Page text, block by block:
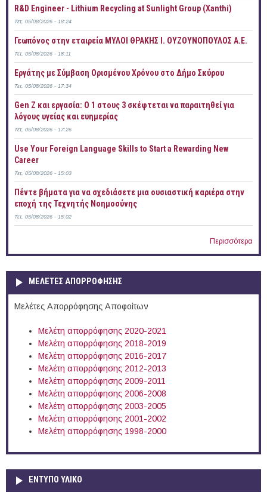
R&D Engineer - Lithium Recycling at Sunlight Group (Xanthi)
Τετ, 05/08/2026 - 18:24
Γεωπόνος στην εταιρεία ΜΥΛΟΙ ΘΡΑΚΗΣ Ι. ΟΥΖΟΥΝΟΠΟΥΛΟΣ Α.Ε.
Τετ, 05/08/2026 - 18:11
Εργάτης με Σύμβαση Ορισμένου Χρόνου στο Δήμο Σκύρου
Τετ, 05/08/2026 - 17:34
Gen Z και εργασία: Ο 1 στους 3 σκέφτεται να παραιτηθεί για
λόγους υγείας και ευημερίας
Τετ, 05/08/2026 - 17:26
Use Your Foreign Language Skills to Start a Rewarding New
Career
Τετ, 05/08/2026 - 15:03
Πέντε βήματα για να σχεδιάσετε μια ουσιαστική καριέρα στην
εποχή της Τεχνητής Νοημοσύνης
Τετ, 05/08/2026 - 15:02
Περισσότερα
ΜΕΛΕΤΕΣ ΑΠΟΡΡΟΦΗΣΗΣ
Μελέτες Απορρόφησης Αποφοίτων
Μελέτη απορρόφησης 2020-2021
Μελέτη απορρόφησης 2018-2019
Μελέτη απορρόφησης 2016-2017
Μελέτη απορρόφησης 2012-2013
Μελέτη απορρόφησης 2009-2011
Μελέτη απορρόφησης 2006-2008
Μελέτη απορρόφησης 2003-2005
Μελέτη απορρόφησης 2001-2002
Μελέτη απορρόφησης 1998-2000
ΕΝΤΥΠΟ ΥΛΙΚΟ